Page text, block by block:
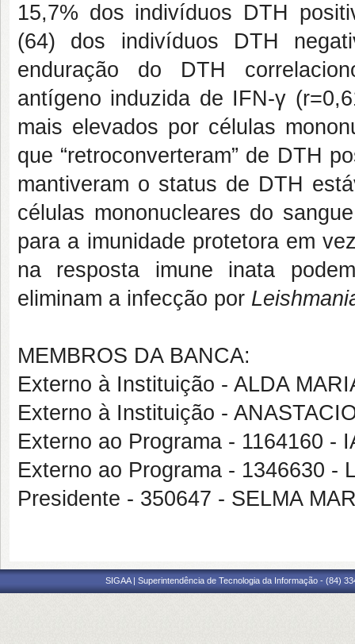
15,7% dos indivíduos DTH
(64) dos indivíduos DTH
enduração do DTH
antígeno induzida de IFN-γ
mais elevados por células
que “retroconverteram” de DTH
mantiveram o status de DTH
células mononucleares do
para a imunidade protetora em
na resposta imune inata
eliminam a infecção por
MEMBROS DA BANCA:
Externo à Instituição - ALDA
Externo à Instituição -
Externo ao Programa - 1164160 -
Externo ao Programa - 1346630 -
Presidente - 350647 - SELMA
SIGAA | Superintendência de Tecnologia da Informação - (84)